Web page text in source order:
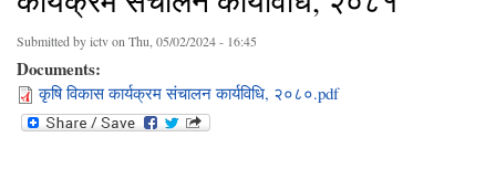
Submitted byictvon Thu, 05/02/2024 - 16:45
Documents:
कृषि विकास कार्यक्रम संचालन कार्यविधि, २०८०.pdf